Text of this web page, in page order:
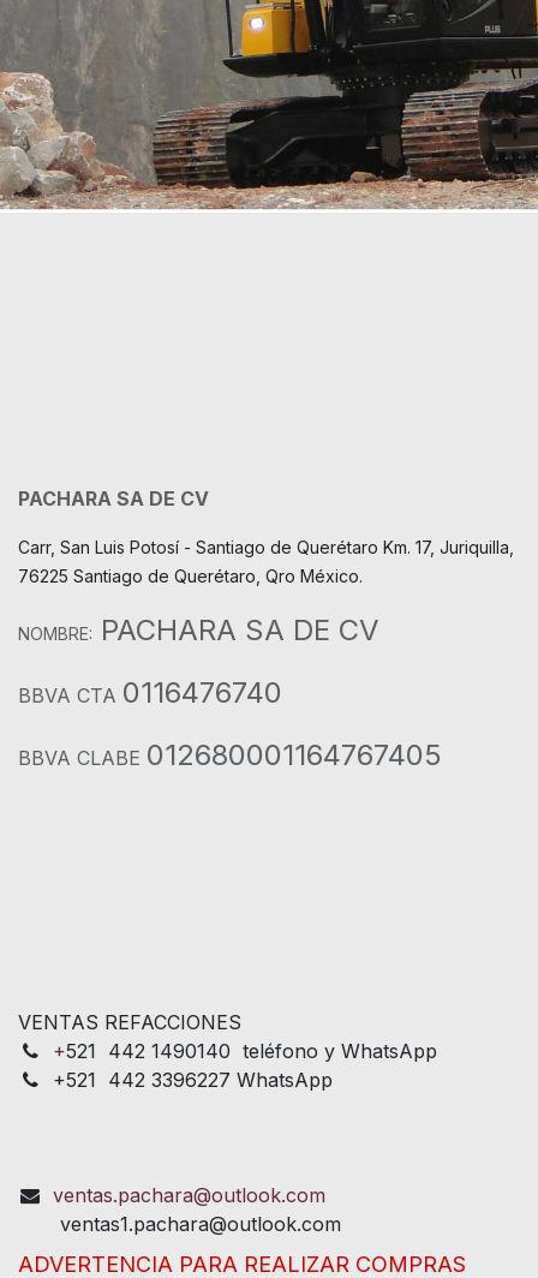
PACHARA SA DE CV
Carr, San Luis Potosí - Santiago de Querétaro Km. 17, Juriquilla,
76225 Santiago de Querétaro, Qro México.
NOMBRE: PACHARA SA DE CV
BBVA CTA 0116476740
BBVA CLABE 012680001164767405
VENTAS REFACCIONES
+521 442 1490140 teléfono y WhatsApp
+521 442 3396227 WhatsApp
ventas.pachara@outlook.com
ventas1.pachara@outlook.com
ADVERTENCIA PARA REALIZAR COMPRAS